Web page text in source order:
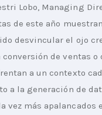
Lobo, Managing
de este año
desvincular el ojo
de ventas o
a un contexto
a la generación de
vez más apalancados